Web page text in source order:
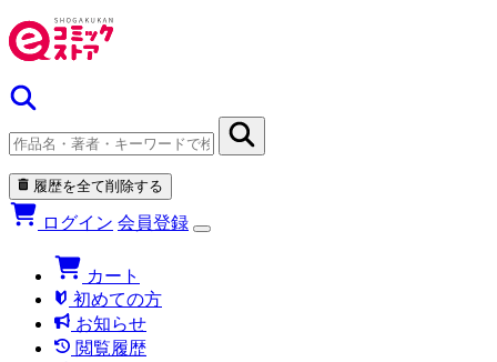
履歴を全て削除する
ログイン 会員登録
カート
初めての方
お知らせ
閲覧履歴